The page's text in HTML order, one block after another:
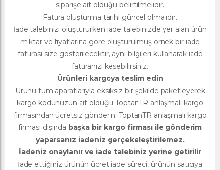
siparişe ait olduğu belirtilmelidir.
Fatura oluşturma tarihi güncel olmalıdır.
İade talebinizi oluştururken iade talebinizde yer alan ürün
miktar ve fiyatlarına göre oluşturulmuş örnek bir iade
faturası size gösterilecektir, aynı bilgileri kullanarak iade
faturanızı kesebilirsiniz.
Ürünleri kargoya teslim edin
Ürünü tüm aparatlarıyla eksiksiz bir şekilde paketleyerek
kargo kodunuzun ait olduğu ToptanTR anlaşmalı kargo
firmasından ücretsiz gönderin. ToptanTR anlaşmalı kargo
firması dışında başka bir kargo firması ile gönderim
yaparsanız iadeniz gerçekeleştirilemez.
İadeniz onaylanır ve iade talebiniz yerine getirilir
İade ettiğiniz ürünün ücret iade süreci, ürünün satıcıya